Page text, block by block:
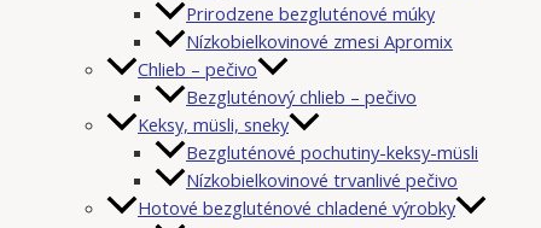
Prirodzene bezgluténové múky
Nízkobielkovinové zmesi Apromix
Chlieb – pečivo
Bezgluténový chlieb – pečivo
Keksy, müsli, sneky
Bezgluténové pochutiny-keksy-müsli
Nízkobielkovinové trvanlivé pečivo
Hotové bezgluténové chladené výrobky